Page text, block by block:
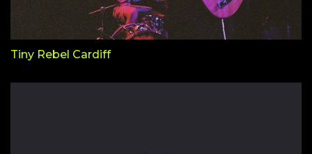
Tiny Rebel Cardiff